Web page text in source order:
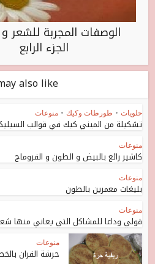
الوصفات المجربة للشعر
الجزء الرابع
also like
حلويات • طورطات وكيك • منوعات
تشكيلة من الميني كيك في قوالب
منوعات
كاشير رائع بالبيض و الطون و الفروماج
منوعات
بليغات معمرين بالطون
منوعات
قولي وداعا للمشاكل التي يعاني منها
منوعات
حرشة الفران